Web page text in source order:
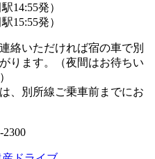
発）
発）
絡いただければ宿の車で別
ります。（夜間はお待ちい
、別所線ご乗車前までにお